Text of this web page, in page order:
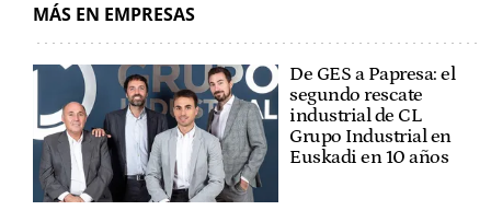
MÁS EN EMPRESAS
De GES a Papresa: el
segundo rescate
industrial de CL
Grupo Industrial en
Euskadi en 10 años